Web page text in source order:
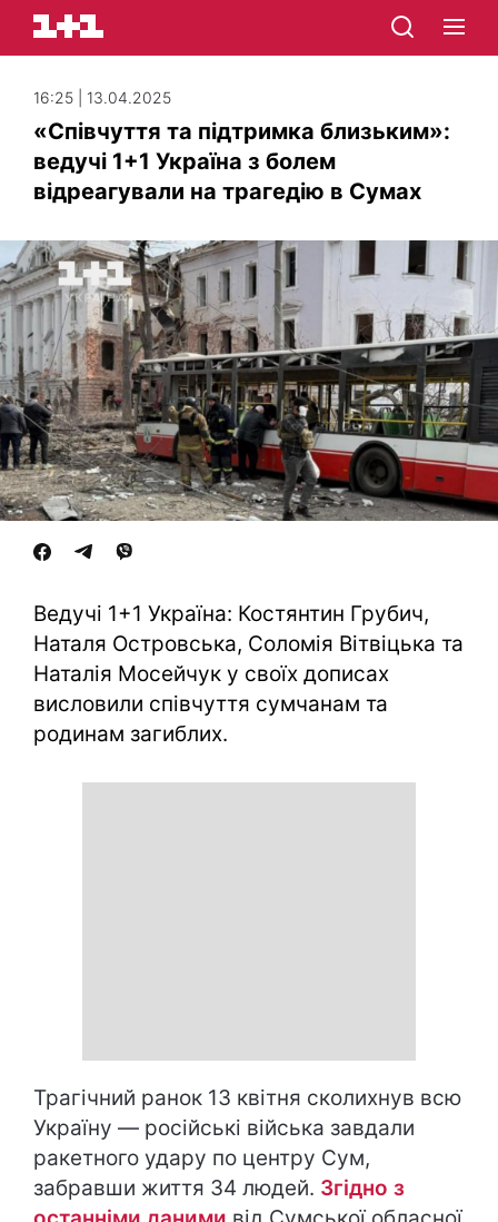
16:25 | 13.04.2025
«Співчуття та підтримка близьким»:
ведучі 1+1 Україна з болем
відреагували на трагедію в Сумах
Ведучі 1+1 Україна: Костянтин Грубич,
Наталя Островська, Соломія Вітвіцька та
Наталія Мосейчук у своїх дописах
висловили співчуття сумчанам та
родинам загиблих.
Трагічний ранок 13 квітня сколихнув всю
Україну — російські війська завдали
ракетного удару по центру Сум,
забравши життя 34 людей. Згідно з